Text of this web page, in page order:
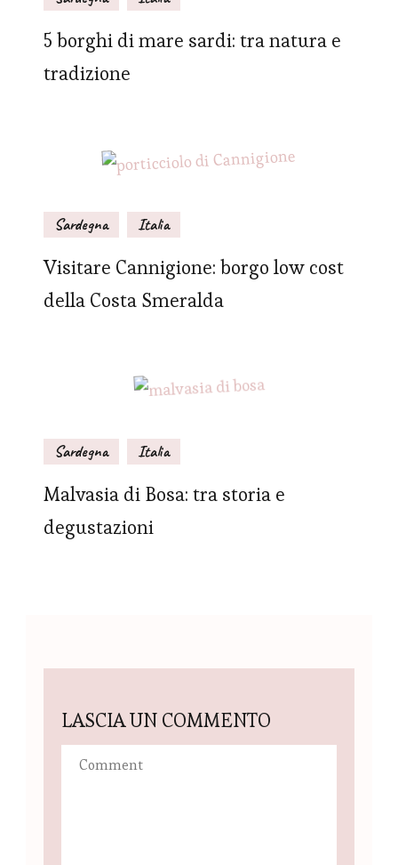
5 borghi di mare sardi: tra natura e
tradizione
Sardegna Italia
Visitare Cannigione: borgo low cost
della Costa Smeralda
Sardegna Italia
Malvasia di Bosa: tra storia e
degustazioni
LASCIA UN COMMENTO